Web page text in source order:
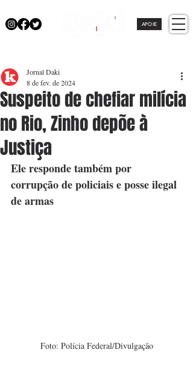
APOIE
Suspeito de chefiar milícia
no Rio, Zinho depõe à
Justiça
Jornal Daki
8 de fev. de 2024
Ele responde também por
corrupção de policiais e posse ilegal
de armas
Foto: Polícia Federal/Divulgação